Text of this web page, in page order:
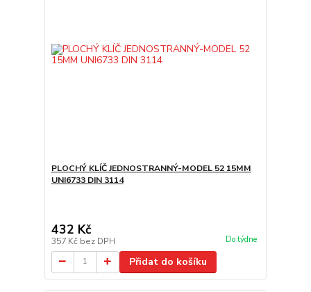
PLOCHÝ KLÍČ JEDNOSTRANNÝ-MODEL 52 15MM
UNI6733 DIN 3114
432 Kč
357 Kč bez DPH Do týdne
Přidat do košíku